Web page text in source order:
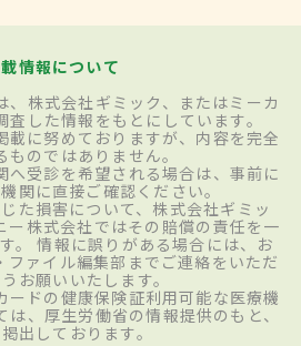
情報について
、株式会社ギミック、またはミーカ
した情報をもとにしています。
載に努めておりますが、内容を完全
ものではありません。
へ受診を希望される場合は、事前に
関に直接ご確認ください。
た損害について、株式会社ギミッ
ー株式会社ではその賠償の責任を一
。 情報に誤りがある場合には、お
ファイル編集部までご連絡をいただ
お願いいたします。
ードの健康保険証利用可能な医療機
、厚生労働省の情報提供のもと、
出しております。